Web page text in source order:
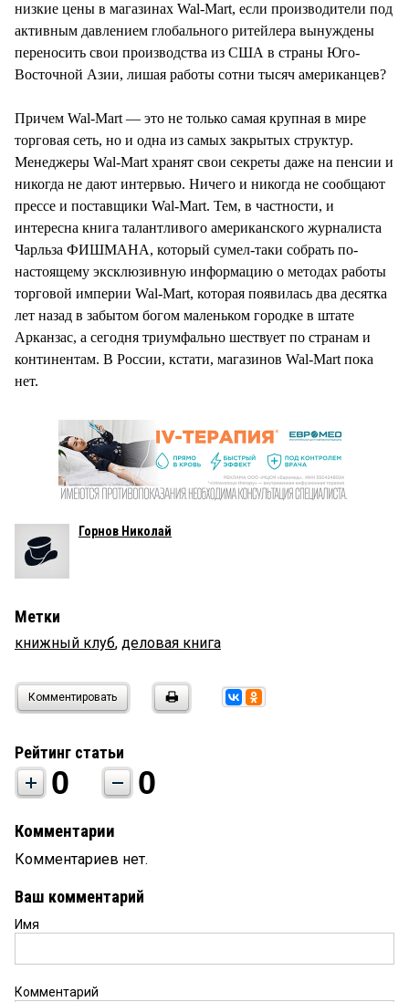
низкие цены в магазинах Wal-Mart, если производители под
активным давлением глобального ритейлера вынуждены
переносить свои производства из США в страны Юго-
Восточной Азии, лишая работы сотни тысяч американцев?
Причем Wal-Mart — это не только самая крупная в мире
торговая сеть, но и одна из самых закрытых структур.
Менеджеры Wal-Mart хранят свои секреты даже на пенсии и
никогда не дают интервью. Ничего и никогда не сообщают
прессе и поставщики Wal-Mart. Тем, в частности, и
интересна книга талантливого американского журналиста
Чарльза ФИШМАНА, который сумел-таки собрать по-
настоящему эксклюзивную информацию о методах работы
торговой империи Wal-Mart, которая появилась два десятка
лет назад в забытом богом маленьком городке в штате
Арканзас, а сегодня триумфально шествует по странам и
континентам. В России, кстати, магазинов Wal-Mart пока
нет.
Горнов Николай
Метки
книжный клуб, деловая книга
Комментировать
Рейтинг статьи
0 0
Комментарии
Комментариев нет.
Ваш комментарий
Имя
Комментарий